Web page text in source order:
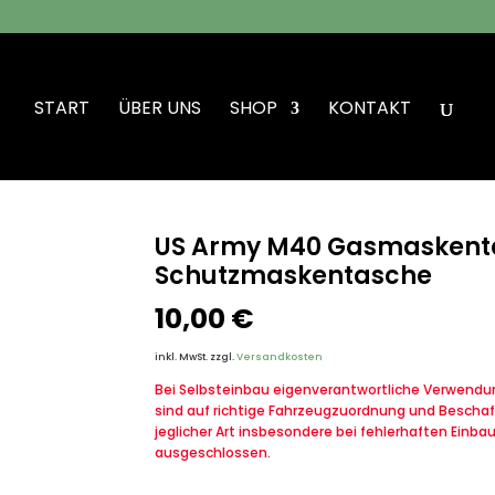
START ÜBER UNS SHOP KONTAKT
US Army M40
Schutzmaskentasche
10,00 €
inkl. MwSt. zzgl.Versandkosten
Bei Selbsteinbau eigenverantwortliche
sind auf richtige Fahrzeugzuordnung und
jeglicher Art insbesondere bei fehlerhaften
ausgeschlossen.